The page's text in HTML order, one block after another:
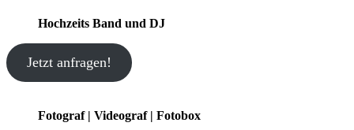
Hochzeits Band und DJ
Jetzt anfragen!
Fotograf | Videograf | Fotobox